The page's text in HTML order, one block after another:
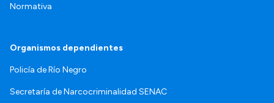
Normativa
Organismos dependientes
Policía de Río Negro
Secretaría de Narcocriminalidad SENAC